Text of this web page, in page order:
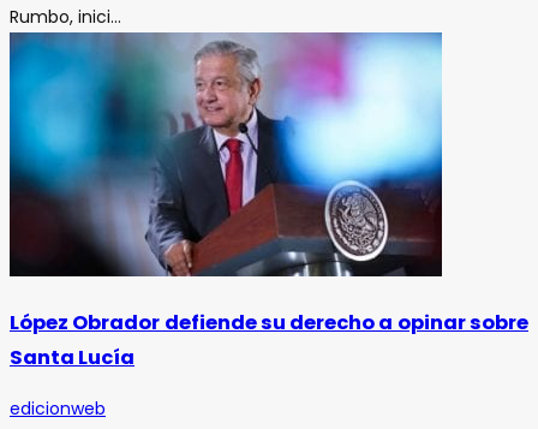
Rumbo, inici...
López Obrador defiende su derecho a opinar sobre
Santa Lucía
edicionweb